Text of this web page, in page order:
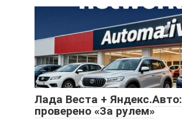
Лада Веста + Яндекс.Авто:
проверено «За рулем»